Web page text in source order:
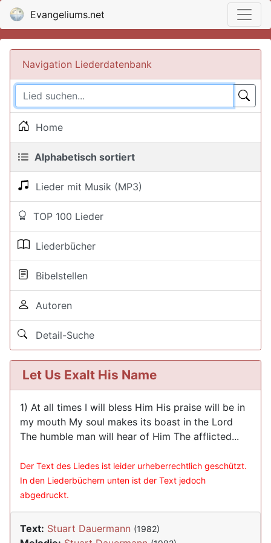
Evangeliums.net
Navigation Liederdatenbank
Home
Alphabetisch sortiert
Lieder mit Musik (MP3)
TOP 100 Lieder
Liederbücher
Bibelstellen
Autoren
Detail-Suche
Let Us Exalt His Name
1) At all times I will bless Him His praise will be in
my mouth My soul makes its boast in the Lord
The humble man will hear of Him The afflicted...
Der Text des Liedes ist leider urheberrechtlich geschützt.
In den Liederbüchern unten ist der Text jedoch
abgedruckt.
Text: Stuart Dauermann (1982)